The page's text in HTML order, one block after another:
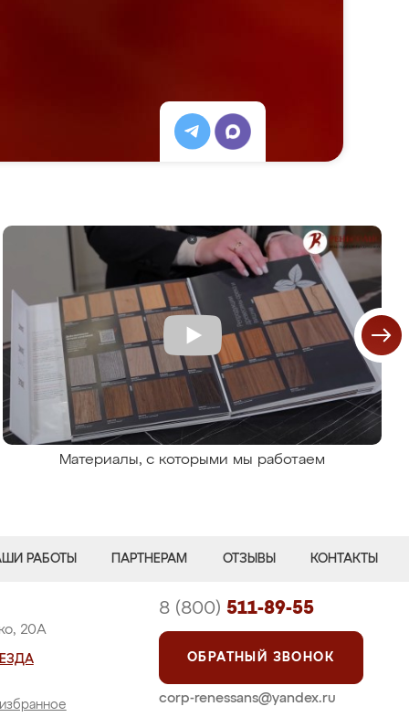
Материалы, с которыми мы работаем
РАБОТЫ ПАРТНЕРАМ ОТЗЫВЫ КОНТАКТЫ
20А
8 (800) 511-89-55
ОБРАТНЫЙ ЗВОНОК
corp-renessans@yandex.ru